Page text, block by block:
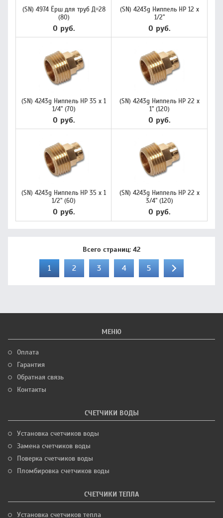
(SN) 4974 Ёрш для труб Д=28
(80)
0 руб.
(SN) 4243g Ниппель НР 12 х
1/2"
0 руб.
(SN) 4243g Ниппель НР 35 х 1
1/4" (70)
0 руб.
(SN) 4243g Ниппель НР 22 х
1" (120)
0 руб.
(SN) 4243g Ниппель НР 35 х 1
1/2" (60)
0 руб.
(SN) 4243g Ниппель НР 22 х
3/4" (120)
0 руб.
Всего страниц: 42
1 2 3 4 5
МЕНЮ
Оплата
Гарантия
Обратная связь
Контакты
СЧЕТЧИКИ ВОДЫ
Установка счетчиков воды
Замена счетчиков воды
Поверка счетчиков воды
Пломбировка счетчиков воды
СЧЕТЧИКИ ТЕПЛА
Установка счетчиков тепла